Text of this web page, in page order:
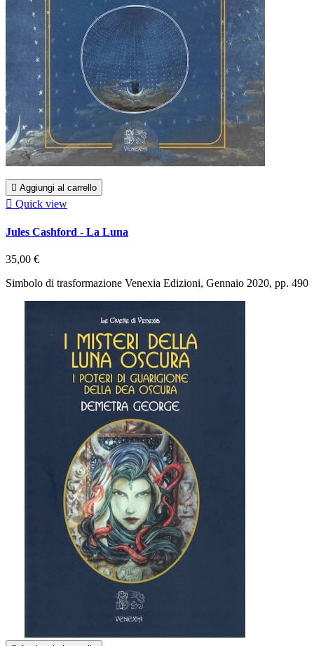
 Aggiungi al carrello
 Quick view
Jules Cashford - La Luna
35,00 €
Simbolo di trasformazione Venexia Edizioni, Gennaio 2020, pp. 490